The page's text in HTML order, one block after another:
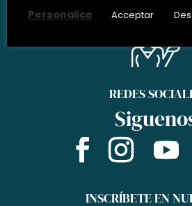
REDES
INSCRÍBETE EN
Personalice
Acceptar